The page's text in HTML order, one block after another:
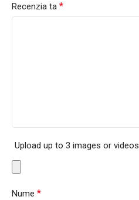
Recenzia ta *
Upload up to 3 images or videos
Nume *